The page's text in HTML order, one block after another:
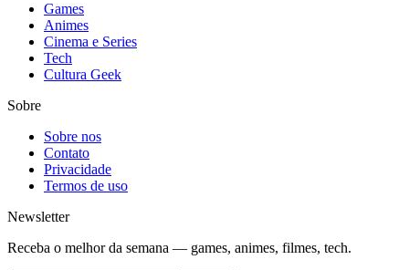
Games
Animes
Cinema e Series
Tech
Cultura Geek
Sobre
Sobre nos
Contato
Privacidade
Termos de uso
Newsletter
Receba o melhor da semana — games, animes, filmes, tech.